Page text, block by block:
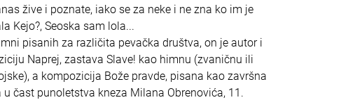
žive i poznate, iako se za neke i ne zna ko im je
Kejo?, Seoska sam lola...
pisanih za različita pevačka društva, on je autor i
Naprej, zastava Slave! kao himnu (zvaničnu ili
a kompozicija Bože pravde, pisana kao završna
čast punoletstva kneza Milana Obrenovića, 11.